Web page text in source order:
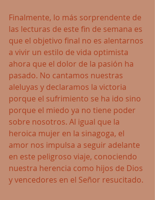
Finalmente, lo más sorprendente de
las lecturas de este fin de semana es
que el objetivo final no es alentarnos
a vivir un estilo de vida optimista
ahora que el dolor de la pasión ha
pasado. No cantamos nuestras
aleluyas y declaramos la victoria
porque el sufrimiento se ha ido sino
porque el miedo ya no tiene poder
sobre nosotros. Al igual que la
heroica mujer en la sinagoga, el
amor nos impulsa a seguir adelante
en este peligroso viaje, conociendo
nuestra herencia como hijos de Dios
y vencedores en el Señor resucitado.